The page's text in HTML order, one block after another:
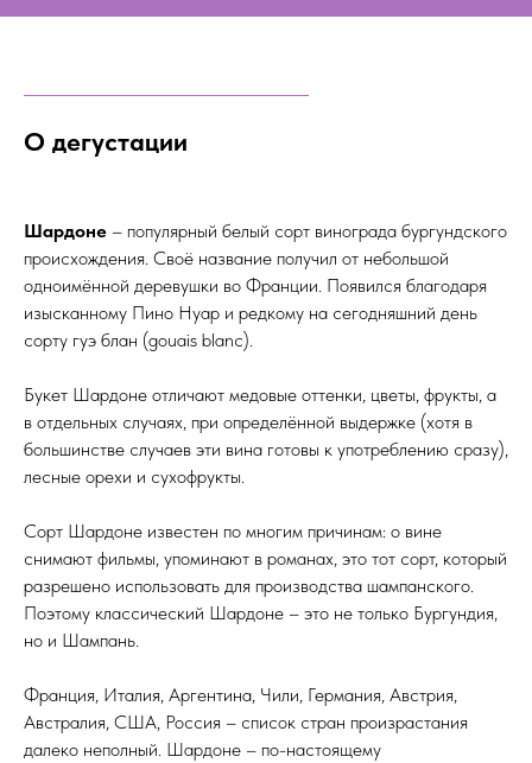
О дегустации
Шардоне – популярный белый сорт винограда бургундского
происхождения. Своё название получил от небольшой
одноимённой деревушки во Франции. Появился благодаря
изысканному Пино Нуар и редкому на сегодняшний день
сорту гуэ блан (gouais blanc).
Букет Шардоне отличают медовые оттенки, цветы, фрукты, а
в отдельных случаях, при определённой выдержке (хотя в
большинстве случаев эти вина готовы к употреблению сразу),
лесные орехи и сухофрукты.
Сорт Шардоне известен по многим причинам: о вине
снимают фильмы, упоминают в романах, это тот сорт, который
разрешено использовать для производства шампанского.
Поэтому классический Шардоне – это не только Бургундия,
но и Шампань.
Франция, Италия, Аргентина, Чили, Германия, Австрия,
Австралия, США, Россия – список стран произрастания
далеко неполный. Шардоне – по-настоящему